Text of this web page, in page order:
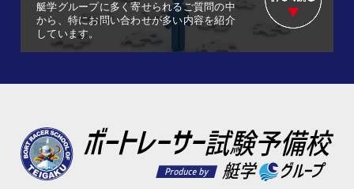
艇学グループに多く寄せられるご質問の中
から、特にお問い合わせが多い内容を紹介
しています。